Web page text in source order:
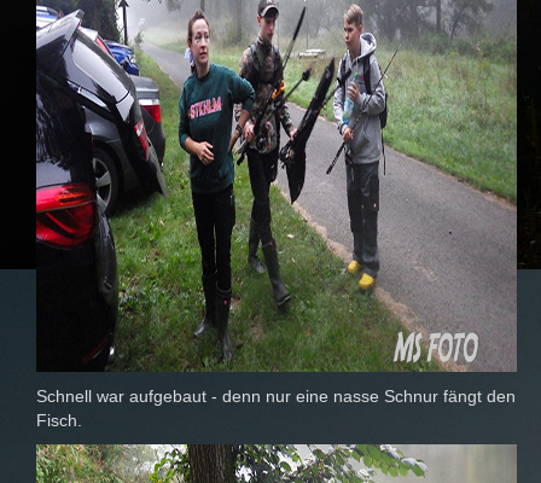
Schnell war aufgebaut - denn nur eine nasse Schnur fängt den
Fisch.